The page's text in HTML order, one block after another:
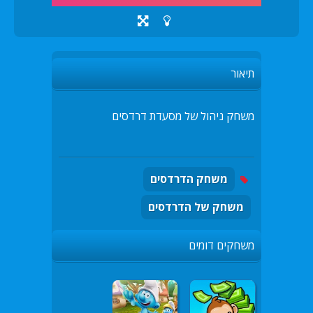
תיאור
משחק ניהול של מסעדת דרדסים
משחק הדרדסים
משחק של הדרדסים
משחקים דומים